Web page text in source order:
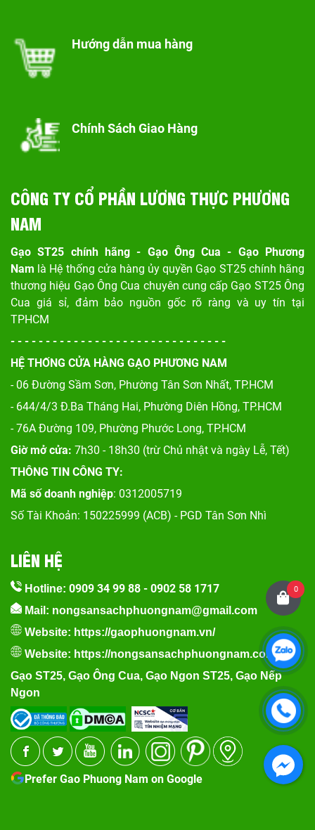
Hướng dẫn mua hàng
Chính Sách Giao Hàng
CÔNG TY CỔ PHẦN LƯƠNG THỰC PHƯƠNG
NAM
Gạo ST25 chính hãng - Gạo Ông Cua - Gạo Phương
Nam là Hệ thống cửa hàng ủy quyền Gạo ST25 chính hãng
thương hiệu Gạo Ông Cua chuyên cung cấp Gạo ST25 Ông
Cua giá sỉ, đảm bảo nguồn gốc rõ ràng và uy tín tại
TPHCM
- - - - - - - - - - - - - - - - - - - - - - - - - - - - - - -
HỆ THỐNG CỬA HÀNG GẠO PHƯƠNG NAM
- 06 Đường Sầm Sơn, Phường Tân Sơn Nhất, TP.HCM
- 644/4/3 Đ.Ba Tháng Hai, Phường Diên Hồng, TP.HCM
- 76A Đường 109, Phường Phước Long, TP.HCM
Giờ mở cửa: 7h30 - 18h30 (trừ Chủ nhật và ngày Lễ, Tết)
THÔNG TIN CÔNG TY:
Mã số doanh nghiệp: 0312005719
Số Tài Khoản: 150225999 (ACB) - PGD Tân Sơn Nhì
LIÊN HỆ
Hotline: 0909 34 99 88 - 0902 58 1717
Mail: nongsansachphuongnam@gmail.com
Website: https://gaophuongnam.vn/
Website: https://nongsansachphuongnam.com
Gạo ST25, Gạo Ông Cua, Gạo Ngon ST25, Gạo Nếp
Ngon
Prefer Gao Phuong Nam on Google
0